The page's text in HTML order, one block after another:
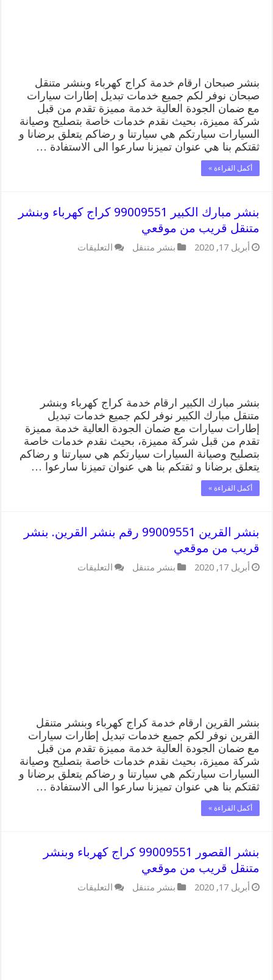
بنشر صبحان ارقام خدمة كراج كهرباء وبنشر متنقل
صبحان نوفر لكم جميع خدمات تبديل إطارات سيارات
مع ضمان الجودة العالية خدمة مميزة تقدم من قبل
شركة مميزة، بحيث نقدم خدمات خاصة بتصليح وصيانة
السيارات سيارتكم هي سيارتنا و رضاكم يتعلق برضانا و
ثقتكم بنا هي عنوان تميزنا سارعوا الى الاستفادة …
أكمل القراءة »
بنشر مبارك الكبير 99009551 كراج كهرباء وبنشر
متنقل قريب من موقعي
أبريل 17, 2020 بنشر متنقل التعليقات
بنشر مبارك الكبير ارقام خدمة كراج كهرباء وبنشر
متنقل مبارك الكبير نوفر لكم جميع خدمات تبديل
إطارات سيارات مع ضمان الجودة العالية خدمة مميزة
تقدم من قبل شركة مميزة، بحيث نقدم خدمات خاصة
بتصليح وصيانة السيارات سيارتكم هي سيارتنا و رضاكم
يتعلق برضانا و ثقتكم بنا هي عنوان تميزنا سارعوا …
أكمل القراءة »
بنشر القرين 99009551 رقم بنشر القرين. بنشر
قريب من موقعي
أبريل 17, 2020 بنشر متنقل التعليقات
بنشر القرين ارقام خدمة كراج كهرباء وبنشر متنقل
القرين نوفر لكم جميع خدمات تبديل إطارات سيارات
مع ضمان الجودة العالية خدمة مميزة تقدم من قبل
شركة مميزة، بحيث نقدم خدمات خاصة بتصليح وصيانة
السيارات سيارتكم هي سيارتنا و رضاكم يتعلق برضانا و
ثقتكم بنا هي عنوان تميزنا سارعوا الى الاستفادة …
أكمل القراءة »
بنشر القصور 99009551 كراج كهرباء وبنشر
متنقل قريب من موقعي
أبريل 17, 2020 بنشر متنقل التعليقات